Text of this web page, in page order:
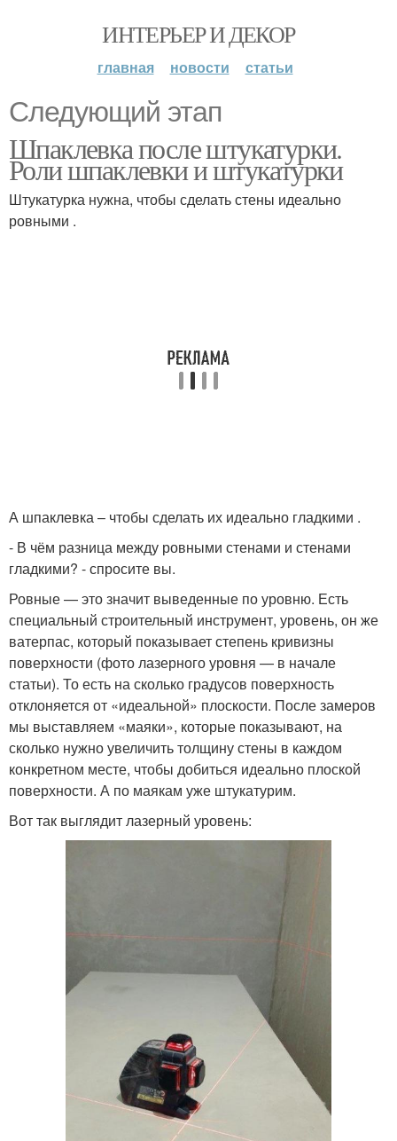
ИНТЕРЬЕР И ДЕКОР
главная новости статьи
Следующий этап
Шпаклевка после штукатурки.
Роли шпаклевки и штукатурки
Штукатурка нужна, чтобы сделать стены идеально
ровными .
А шпаклевка – чтобы сделать их идеально гладкими .
- В чём разница между ровными стенами и стенами
гладкими? - спросите вы.
Ровные — это значит выведенные по уровню. Есть
специальный строительный инструмент, уровень, он же
ватерпас, который показывает степень кривизны
поверхности (фото лазерного уровня — в начале
статьи). То есть на сколько градусов поверхность
отклоняется от «идеальной» плоскости. После замеров
мы выставляем «маяки», которые показывают, на
сколько нужно увеличить толщину стены в каждом
конкретном месте, чтобы добиться идеально плоской
поверхности. А по маякам уже штукатурим.
Вот так выглядит лазерный уровень: